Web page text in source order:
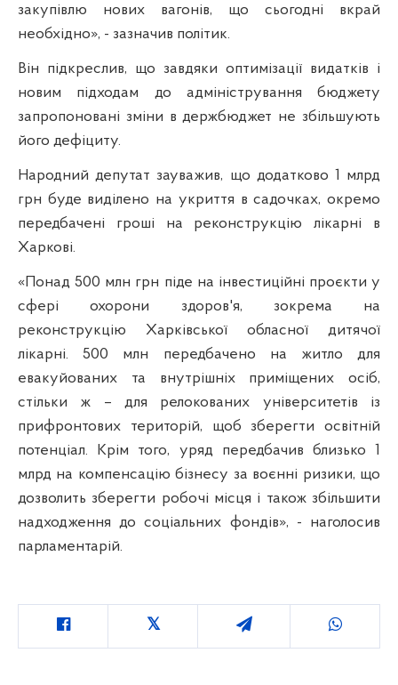
закупівлю нових вагонів, що сьогодні вкрай
необхідно», - зазначив політик.
Він підкреслив, що завдяки оптимізації видатків і
новим підходам до адміністрування бюджету
запропоновані зміни в держбюджет не збільшують
його дефіциту.
Народний депутат зауважив, що додатково 1 млрд
грн буде виділено на укриття в садочках, окремо
передбачені гроші на реконструкцію лікарні в
Харкові.
«Понад 500 млн грн піде на інвестиційні проєкти у
сфері охорони здоров'я, зокрема на
реконструкцію Харківської обласної дитячої
лікарні. 500 млн передбачено на житло для
евакуйованих та внутрішніх приміщених осіб,
стільки ж – для релокованих університетів із
прифронтових територій, щоб зберегти освітній
потенціал. Крім того, уряд передбачив близько 1
млрд на компенсацію бізнесу за воєнні ризики, що
дозволить зберегти робочі місця і також збільшити
надходження до соціальних фондів», - наголосив
парламентарій.